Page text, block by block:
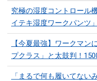
究極の湿度コントロール
イテキ湿度ワークパンツ
【今夏最強】ワークマン
プクラス」と太鼓判！
「まるで何も履いてない